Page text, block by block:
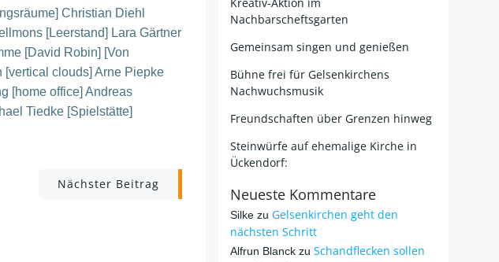
Christian Diehl
[Leerstand] Lara Gärtner
[David Robin] [Von
clouds] Arne Piepke
[home office] Andreas
Tiedke [Spielstätte]
Nächster Beitrag
Nachbarscheftsgarten
Gemeinsam singen und genießen
Bühne frei für Gelsenkirchens
Nachwuchsmusik
Freundschaften über Grenzen hinweg
Steinwürfe auf ehemalige Kirche in
Ückendorf:
Neueste Kommentare
Silke zu Gelsenkirchen geht den
nächsten Schritt
Alfrun Blanck zu Schandflecken sollen